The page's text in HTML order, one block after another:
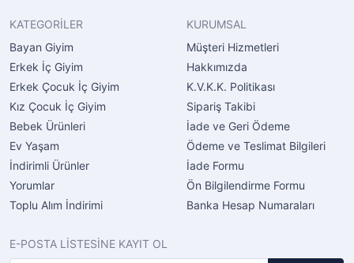
KATEGORİLER
Bayan Giyim
Erkek İç Giyim
Erkek Çocuk İç Giyim
Kız Çocuk İç Giyim
Bebek Ürünleri
Ev Yaşam
İndirimli Ürünler
Yorumlar
Toplu Alım İndirimi
KURUMSAL
Müşteri Hizmetleri
Hakkımızda
K.V.K.K. Politikası
Sipariş Takibi
İade ve Geri Ödeme
Ödeme ve Teslimat Bilgileri
İade Formu
Ön Bilgilendirme Formu
Banka Hesap Numaraları
E-POSTA LİSTESİNE KAYIT OL